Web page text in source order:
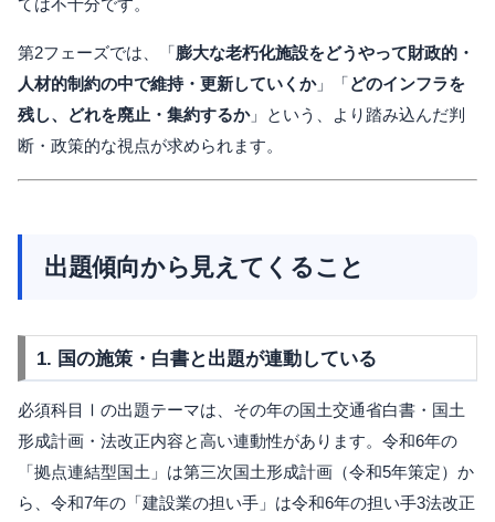
第2フェーズでは、「膨大な老朽化施設をどうやって財政的・
人材的制約の中で維持・更新していくか」「どのインフラを
残し、どれを廃止・集約するか」という、より踏み込んだ判
断・政策的な視点が求められます。
出題傾向から見えてくること
1. 国の施策・白書と出題が連動している
必須科目Ⅰの出題テーマは、その年の国土交通省白書・国土
形成計画・法改正内容と高い連動性があります。令和6年の
「拠点連結型国土」は第三次国土形成計画（令和5年策定）か
ら、令和7年の「建設業の担い手」は令和6年の担い手3法改正